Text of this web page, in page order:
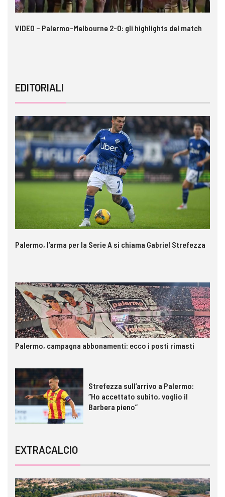
VIDEO – Palermo-Melbourne 2-0: gli highlights del match
EDITORIALI
Palermo, l’arma per la Serie A si chiama Gabriel Strefezza
Palermo, campagna abbonamenti: ecco i posti rimasti
Strefezza sull’arrivo a Palermo:
“Ho accettato subito, voglio il
Barbera pieno”
EXTRACALCIO